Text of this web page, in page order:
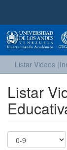
Listar Videos
Listar